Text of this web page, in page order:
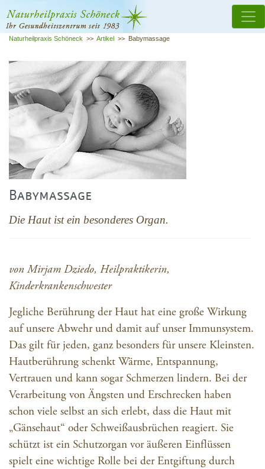
Naturheilpraxis Schöneck >> Artikel >> Babymassage
Babymassage
Die Haut ist ein besonderes Organ.
von Mirjam Dziedo, Heilpraktikerin,
Kinderkrankenschwester
Jegliche Berührung der Haut hat eine große Wirkung
auf unsere Abwehr und damit auf unser Immunsystem.
Das gilt für jeden, ganz besonders für unsere Kleinsten.
Hautberührung schenkt Wärme, Entspannung,
Vertrauen und kann sogar Schmerzen lindern. Bei der
Verarbeitung von Ängsten und Erschrecken haben
schon viele selbst an sich erlebt, dass die Haut mit
„Gänsehaut“ oder Schweißausbrüchen reagiert. Sie
schützt ist ein Schutzorgan vor äußeren Einflüssen
spielt eine wichtige Rolle bei der Entgiftung durch